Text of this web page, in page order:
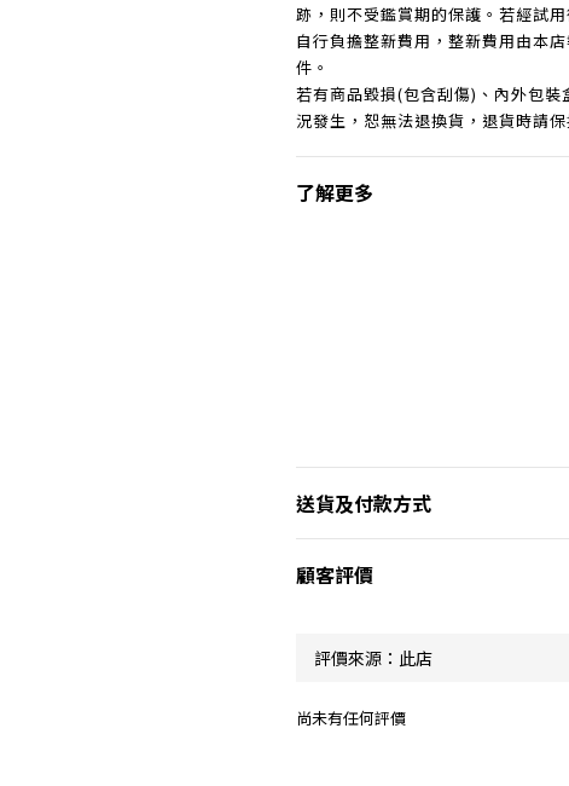
跡，則不受鑑賞期的保護。若經試
自行負擔整新費用，整新費用由本
件。
若有商品毀損(包含刮傷)、內外包
況發生，恕無法退換貨，退貨時請保
了解更多
送貨及付款方式
顧客評價
尚未有任何評價